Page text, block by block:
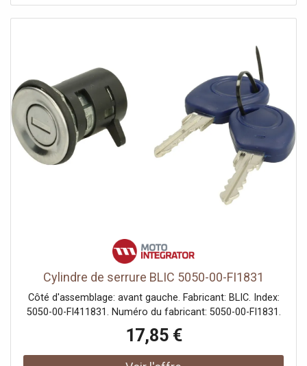
Cylindre de serrure BLIC 5050-00-FI1831
Côté d'assemblage: avant gauche. Fabricant: BLIC. Index:
5050-00-FI411831. Numéro du fabricant: 5050-00-FI1831.
17,85 €